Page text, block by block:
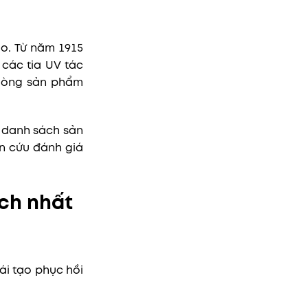
Từ năm 1915
tia UV tác
sản phẩm
sách sản
cứu đánh giá
nhất
tạo phục hồi